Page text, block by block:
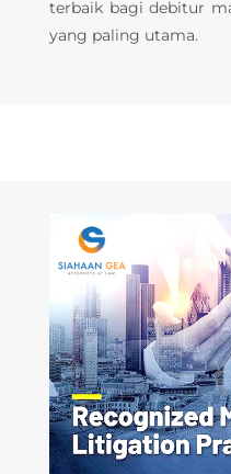
terbaik bagi debitur
yang paling utama.